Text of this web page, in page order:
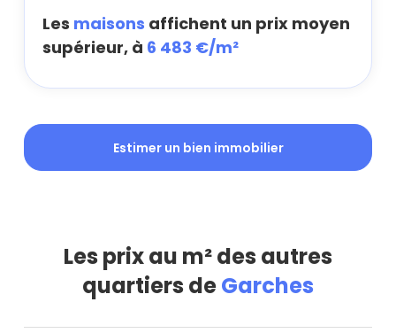
Les maisons affichent un prix moyen
supérieur, à 6 483 €/m²
Estimer un bien immobilier
Les prix au m² des autres
quartiers deGarches